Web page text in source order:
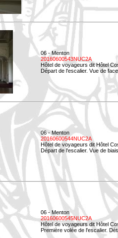
06 - Menton
20160600543NUC2A
Hôtel de voyageurs dit Hôtel
Départ de l'escalier. Vue de
06 - Menton
20160600544NUC2A
Hôtel de voyageurs dit Hôtel
Départ de l'escalier. Vue de
06 - Menton
20160600545NUC2A
Hôtel de voyageurs dit Hôtel
Première volée de l'escalier.